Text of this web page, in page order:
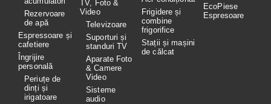
Rezervoare
de apă
Espressoare și
cafetiere
Îngrijire
personală
Periuțe de
dinți și
irigatoare
TV, Foto &
Video
Televizoare
Suporturi și
standuri TV
Aparate Foto
& Camere
Video
Sisteme
audio
Frigidere și
combine
frigorifice
Stații și mașini
de călcat
EcoPiese
Espresoare